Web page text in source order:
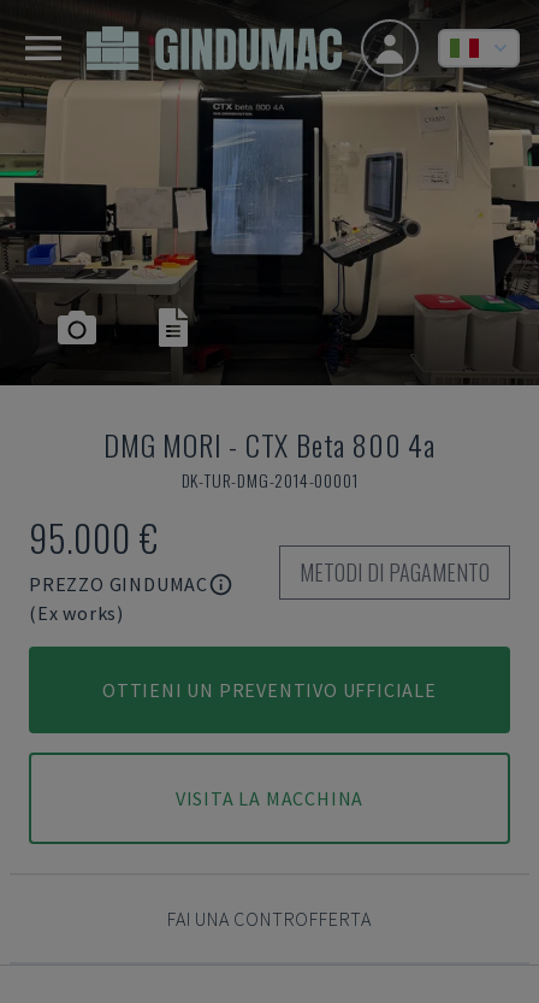
DMG MORI - CTX Beta 800 4a
DK-TUR-DMG-2014-00001
95.000 €
PREZZO GINDUMAC
(Ex works)
METODI DI PAGAMENTO
OTTIENI UN PREVENTIVO UFFICIALE
VISITA LA MACCHINA
FAI UNA CONTROFFERTA